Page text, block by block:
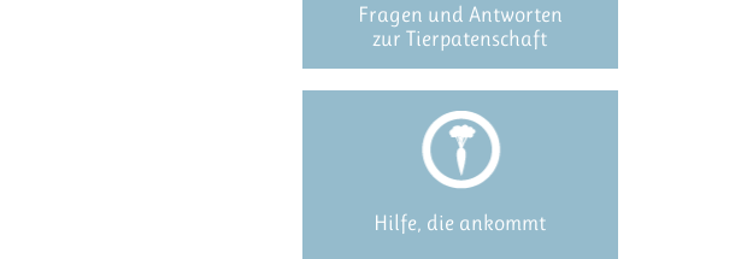
Fragen und Antworten
zur Tierpatenschaft
Hilfe, die ankommt